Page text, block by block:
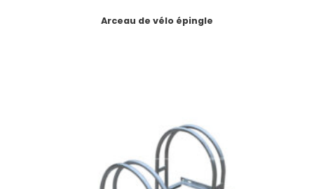
Arceau de vélo épingle